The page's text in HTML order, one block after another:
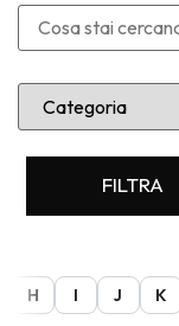
FILTRA
H I J K